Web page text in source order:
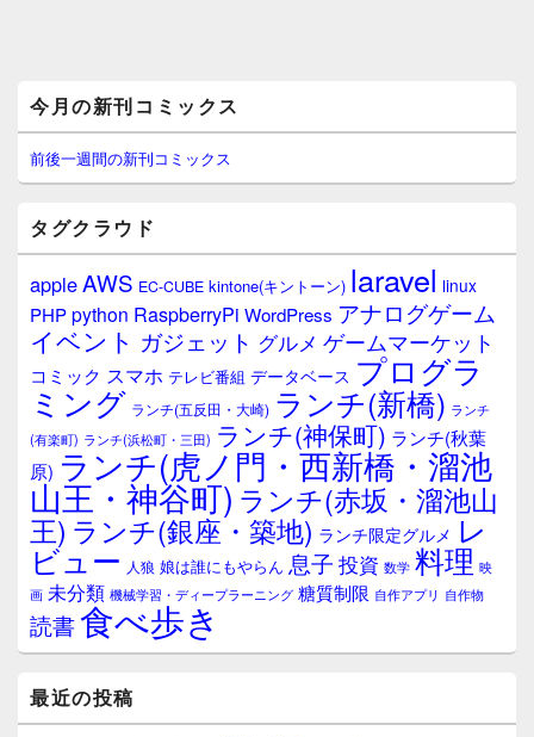
イ
ン
サ
イ
ウ
ィ
ジ
ェ
ア
今月の新刊コミックス
前後一週間の新刊コミックス
タグクラウド
appleAWS EC-CUBE kintone(キントーン) laravel linux
PHPpython RaspberryPi WordPress アナログゲーム
イベント ガジェット グルメ ゲームマーケット
コミック スマホ テレビ番組 データベース プログラ
ミング ランチ(五反田・大崎) ランチ(新橋) ランチ
(有楽町) ランチ(浜松町・三田) ランチ(神保町) ランチ(秋葉
原) ランチ(虎ノ門・西新橋・溜池
山王・神谷町) ランチ(赤坂・溜池山
王) ランチ(銀座・築地) ランチ限定グルメ レ
ビュー 人狼 娘は誰にもやらん 息子 投資 数学 料理 映
画 未分類 機械学習・ディープラーニング 糖質制限 自作アプリ 自作物
読書食べ歩き
最近の投稿